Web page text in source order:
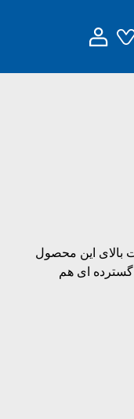
بالای این محصول
ای هم